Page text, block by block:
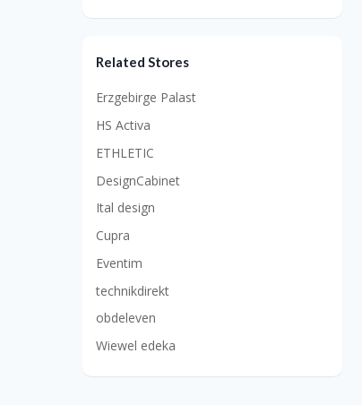
Related Stores
Erzgebirge Palast
HS Activa
ETHLETIC
DesignCabinet
Ital design
Cupra
Eventim
technikdirekt
obdeleven
Wiewel edeka